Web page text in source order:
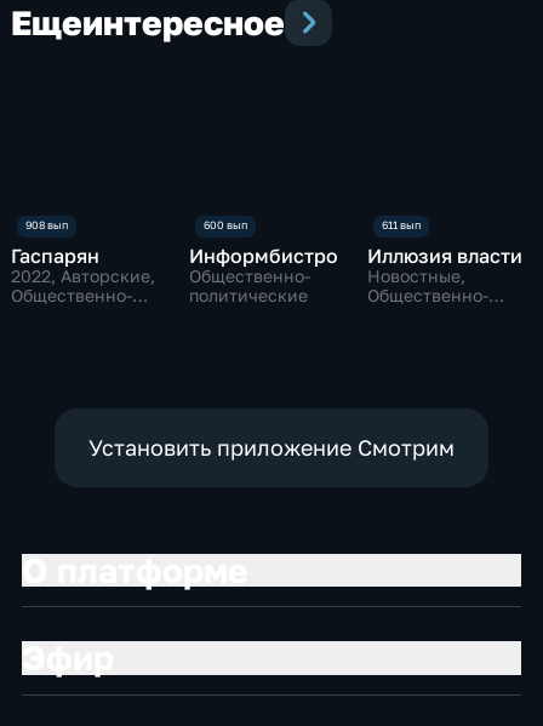
Ещеинтересное
Гаспарян
2022, Авторские,
Общественно-
Информбистро
Общественно-
политические
Иллюзия власти
Новостные,
Общественно-
Установить приложение Смотрим